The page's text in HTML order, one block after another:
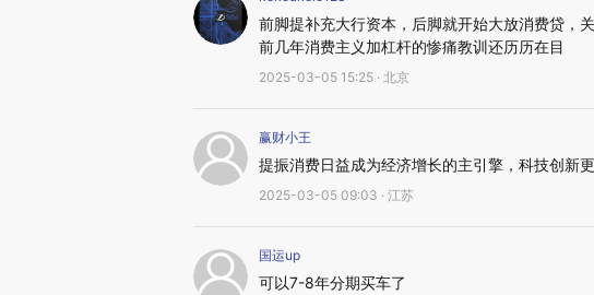
前脚提补充大行资本，后脚就开始大放消费贷，
前几年消费主义加杠杆的惨痛教训还历历在目
2025-03-05 15:25 · 北京
赢财小王
提振消费日益成为经济增长的主引擎，科技创新
2025-03-05 09:03 · 江苏
国运up
可以7-8年分期买车了